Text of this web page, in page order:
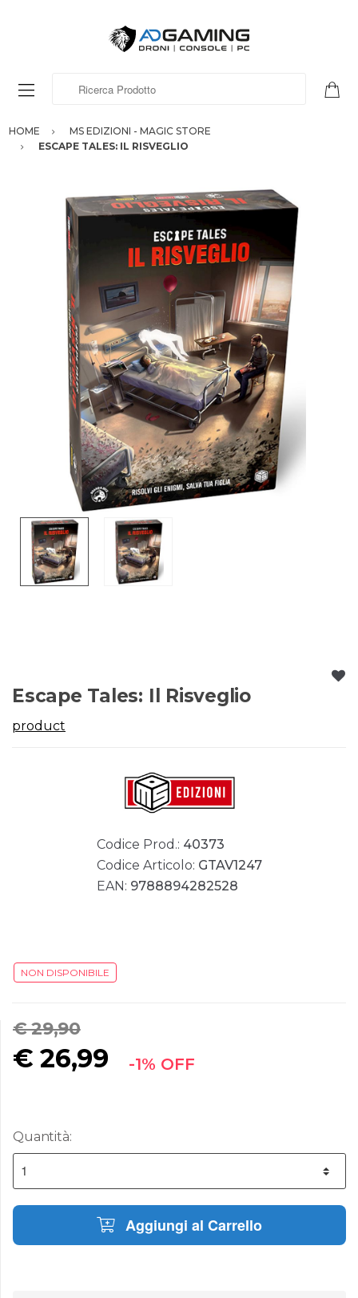
HOME
MS EDIZIONI - MAGIC STORE
ESCAPE TALES: IL RISVEGLIO
Escape Tales: Il Risveglio
product
Codice Prod.: 40373
Codice Articolo: GTAV1247
EAN: 9788894282528
NON DISPONIBILE
€ 29,90
€26,99 -1% OFF
Quantità:
Aggiungi al Carrello